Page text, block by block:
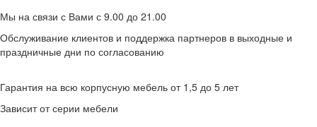
Мы на связи с Вами с 9.00 до 21.00
Обслуживание клиентов и поддержка партнеров в выходные и
праздничные дни по согласованию
Гарантия на всю корпусную мебель от 1,5 до 5 лет
Зависит от серии мебели